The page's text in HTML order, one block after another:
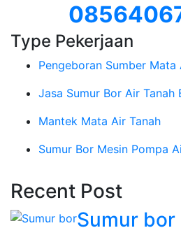
Type Pekerjaan
Pengeboran Sumber Mata
Jasa Sumur Bor Air Tanah
Mantek Mata Air Tanah
Sumur Bor Mesin Pompa
Recent Post
Sumur bor